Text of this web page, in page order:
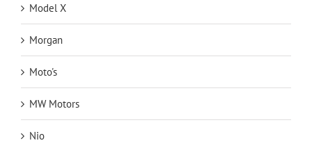
Model X
Morgan
Moto's
MW Motors
Nio